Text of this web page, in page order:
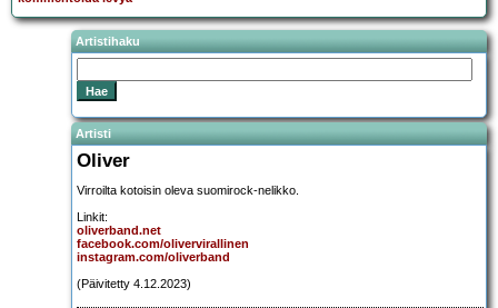
Artistihaku
Artisti
Oliver
Virroilta kotoisin oleva suomirock-nelikko.
Linkit:
oliverband.net
facebook.com/olivervirallinen
instagram.com/oliverband
(Päivitetty 4.12.2023)